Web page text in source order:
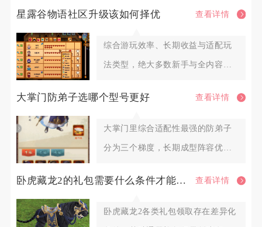
星露谷物语社区升级该如何择优 查看详情
综合游玩效率、长期收益与适配玩
法类型，绝大多数新手与全内容探
大掌门防弟子选哪个型号更好 查看详情
大掌门里综合适配性最强的防弟子
分为三个梯度，长期成型阵容优先
卧虎藏龙2的礼包需要什么条件才能领取 查看详情
卧虎藏龙2各类礼包领取存在差异化